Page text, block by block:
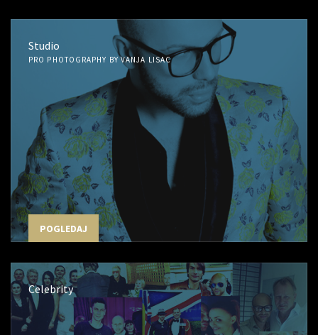
Studio
PRO PHOTOGRAPHY BY VANJA LISAC
POGLEDAJ
Celebrity